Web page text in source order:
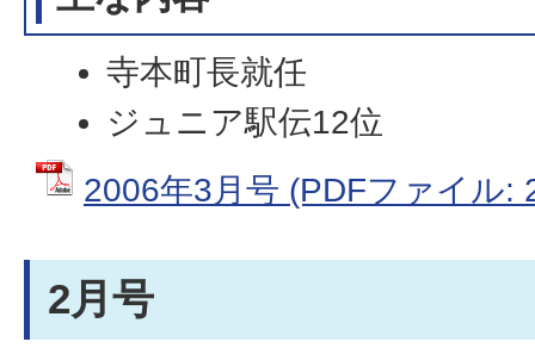
寺本町長就任
ジュニア駅伝12位
2006年3月号 (PDFファイル:
2月号